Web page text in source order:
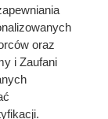
go
oraz
i Zaufani